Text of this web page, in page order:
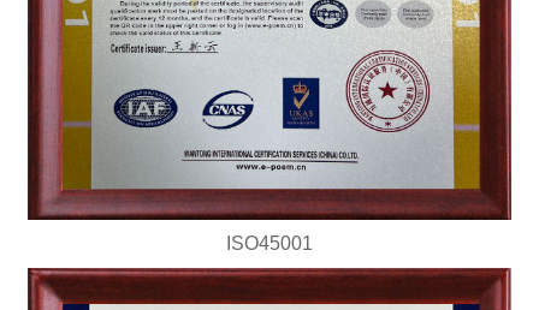
ISO45001